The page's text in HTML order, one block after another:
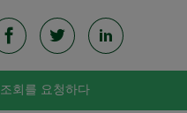
조회를 요청하다